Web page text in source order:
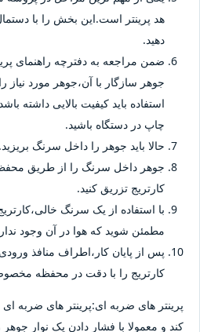
هد پرینتر است.این بخش را با
دهید.
ضمن مراجعه به دفترچه راهنمای
جوهر سازگار با آن،جوهر مورد نیاز
استفاده باید کیفیت بالایی داشته
چاپ در دستگاه باشید.
حالا باید جوهر را داخل سرنگ بریزید.
جوهر داخل سرنگ را از طریق
کارتریج تزریق کنید.
با استفاده از یک سرنگ
مطمئن شوید که هوا در آن وجود
پس از پایان کار،اطراف منافذ
کارتریج را با دقت در محفظه
پرینتر های ضربه ای:پرینتر های ضربه
کند و معمولا با فشار دادن یک نوار جوهر